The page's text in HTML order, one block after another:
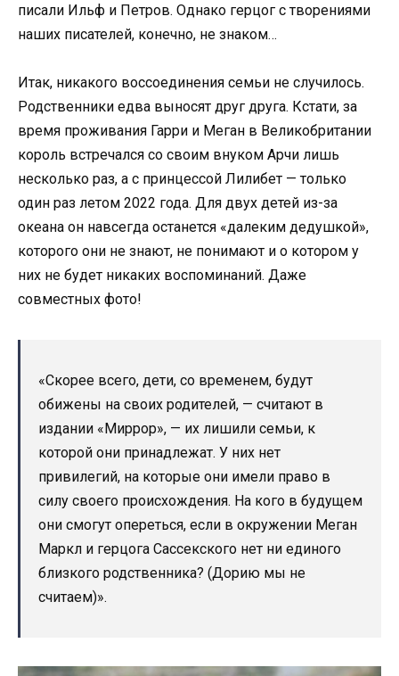
писали Ильф и Петров. Однако герцог с творениями
наших писателей, конечно, не знаком…
Итак, никакого воссоединения семьи не случилось.
Родственники едва выносят друг друга. Кстати, за
время проживания Гарри и Меган в Великобритании
король встречался со своим внуком Арчи лишь
несколько раз, а с принцессой Лилибет — только
один раз летом 2022 года. Для двух детей из-за
океана он навсегда останется «далеким дедушкой»,
которого они не знают, не понимают и о котором у
них не будет никаких воспоминаний. Даже
совместных фото!
«Скорее всего, дети, со временем, будут
обижены на своих родителей, — считают в
издании «Миррор», — их лишили семьи, к
которой они принадлежат. У них нет
привилегий, на которые они имели право в
силу своего происхождения. На кого в будущем
они смогут опереться, если в окружении Меган
Маркл и герцога Сассекского нет ни единого
близкого родственника? (Дорию мы не
считаем)».